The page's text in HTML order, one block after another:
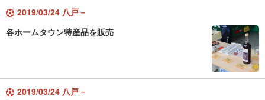
2019/03/24 八戸－
各ホームタウン特産品を販売
2019/03/24 八戸－